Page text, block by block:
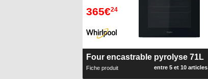
365€24
Four encastrable pyrolyse 71L
Fiche produit entre 5 et 10 articles